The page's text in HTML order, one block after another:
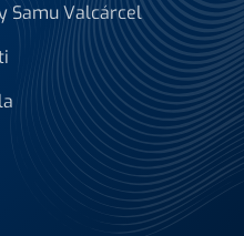
Samu Valcárcel